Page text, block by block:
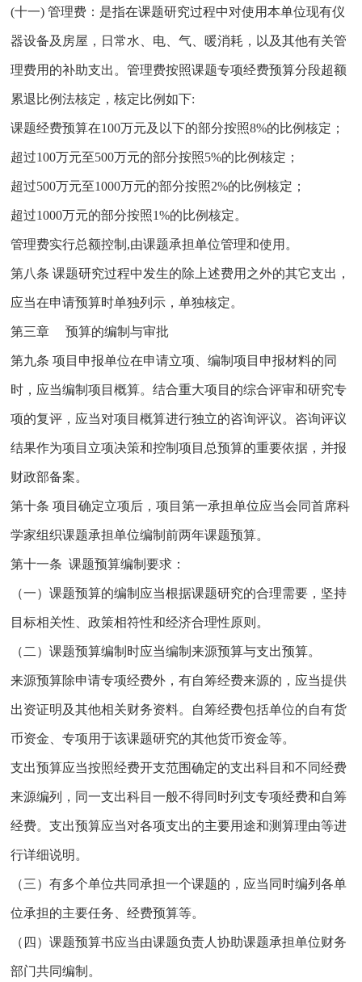
(十一) 管理费：是指在课题研究过程中对使用本单位现有仪
器设备及房屋，日常水、电、气、暖消耗，以及其他有关管
理费用的补助支出。管理费按照课题专项经费预算分段超额
累退比例法核定，核定比例如下:
课题经费预算在100万元及以下的部分按照8%的比例核定；
超过100万元至500万元的部分按照5%的比例核定；
超过500万元至1000万元的部分按照2%的比例核定；
超过1000万元的部分按照1%的比例核定。
管理费实行总额控制,由课题承担单位管理和使用。
第八条 课题研究过程中发生的除上述费用之外的其它支出，
应当在申请预算时单独列示，单独核定。
第三章 预算的编制与审批
第九条 项目申报单位在申请立项、编制项目申报材料的同
时，应当编制项目概算。结合重大项目的综合评审和研究专
项的复评，应当对项目概算进行独立的咨询评议。咨询评议
结果作为项目立项决策和控制项目总预算的重要依据，并报
财政部备案。
第十条 项目确定立项后，项目第一承担单位应当会同首席科
学家组织课题承担单位编制前两年课题预算。
第十一条 课题预算编制要求：
（一）课题预算的编制应当根据课题研究的合理需要，坚持
目标相关性、政策相符性和经济合理性原则。
（二）课题预算编制时应当编制来源预算与支出预算。
来源预算除申请专项经费外，有自筹经费来源的，应当提供
出资证明及其他相关财务资料。自筹经费包括单位的自有货
币资金、专项用于该课题研究的其他货币资金等。
支出预算应当按照经费开支范围确定的支出科目和不同经费
来源编列，同一支出科目一般不得同时列支专项经费和自筹
经费。支出预算应当对各项支出的主要用途和测算理由等进
行详细说明。
（三）有多个单位共同承担一个课题的，应当同时编列各单
位承担的主要任务、经费预算等。
（四）课题预算书应当由课题负责人协助课题承担单位财务
部门共同编制。